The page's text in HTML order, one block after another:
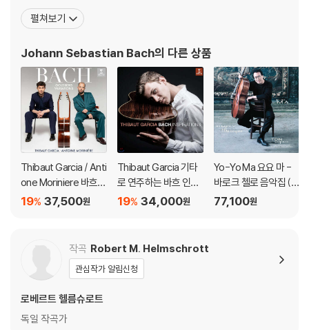
크 시대의 최후에 위치하는 대가로서, 일반적인 작품은 독일음악의
전통에 깊이 뿌리박고 있을 뿐 아니라, 그 위에 이탈리아나 프랑스의
였다. 종교적 작품은 기존 구교 음
펼쳐보기
Johann Sebastian Bach의 다른 상품
Thibaut Garcia / Anti
one Moriniere 바흐:
골드베르크 변주곡 (B
37,500원
19%
Thibaut Garcia 기타
로 연주하는 바흐 인스
퍼레이션 (Bach Inspir
34,000원
19%
Yo-Yo Ma 요요 마 -
바로크 첼로 음악집 (Si
mply Baroque) [청록
77,100원
작곡 Robert M. Helmschrott
관심작가 알림신청
로베르트 헬름슈로트
독일 작곡가